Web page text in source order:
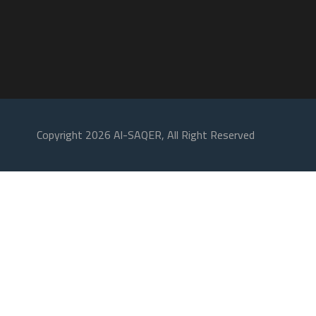
Copyright 2026 Al-SAQER, All Right Reserved